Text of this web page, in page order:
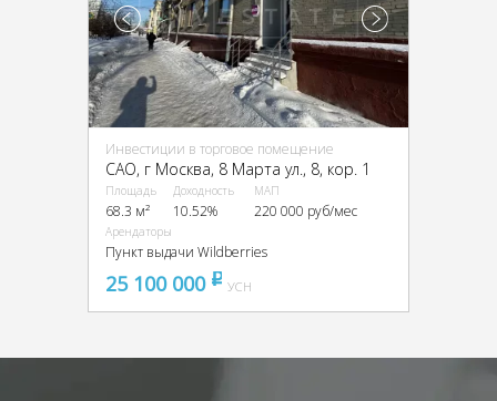
Инвестиции в торговое помещение
CАО, г Москва, 8 Марта ул., 8, кор. 1
Площадь
68.3 м²
Доходность
10.52%
МАП
220 000 руб/мес
Арендаторы
Пункт выдачи Wildberries
25 100 000 pуб
УСН